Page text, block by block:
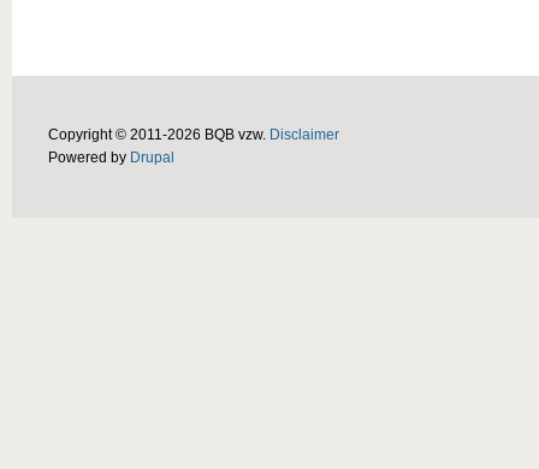
Copyright © 2011-2026 BQB vzw. Disclaimer
Powered by Drupal